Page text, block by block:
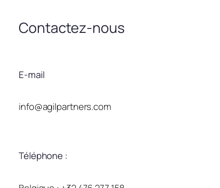
Contactez-nous
E-mail
info@agilpartners.com
Téléphone :